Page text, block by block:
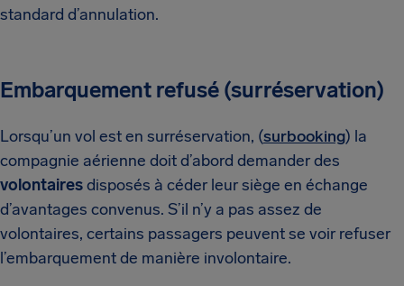
standard d’annulation.
Embarquement refusé (surréservation)
Lorsqu’un vol est en surréservation, (surbooking) la
compagnie aérienne doit d’abord demander des
volontairesdisposés à céder leur siège en échange
d’avantages convenus. S’il n’y a pas assez de
volontaires, certains passagers peuvent se voir refuser
l’embarquement de manière involontaire.